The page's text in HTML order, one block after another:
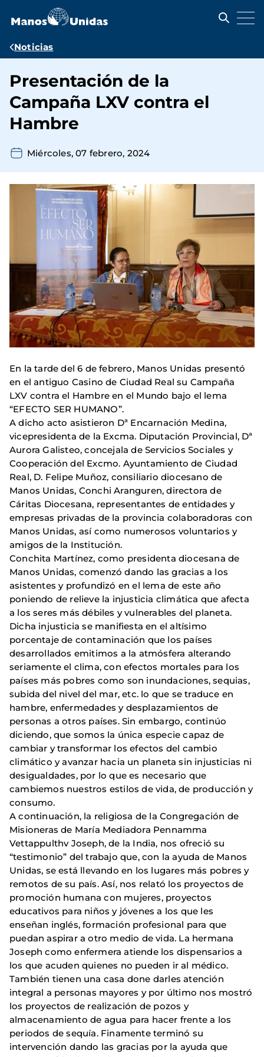
contenido
Ruta
navegación
Noticias
Presentación de la
Campaña LXV contra el
Hambre
Miércoles, 07 febrero, 2024
En la tarde del 6 de febrero, Manos Unidas presentó
en el antiguo Casino de Ciudad Real su Campaña
LXV contra el Hambre en el Mundo bajo el lema
“EFECTO SER HUMANO”.
A dicho acto asistieron Dª Encarnación Medina,
vicepresidenta de la Excma. Diputación Provincial, Dª
Aurora Galisteo, concejala de Servicios Sociales y
Cooperación del Excmo. Ayuntamiento de Ciudad
Real, D. Felipe Muñoz, consiliario diocesano de
Manos Unidas, Conchi Aranguren, directora de
Cáritas Diocesana, representantes de entidades y
empresas privadas de la provincia colaboradoras con
Manos Unidas, así como numerosos voluntarios y
amigos de la Institución.
Conchita Martínez, como presidenta diocesana de
Manos Unidas, comenzó dando las gracias a los
asistentes y profundizó en el lema de este año
poniendo de relieve la injusticia climática que afecta
a los seres más débiles y vulnerables del planeta.
Dicha injusticia se manifiesta en el altísimo
porcentaje de contaminación que los países
desarrollados emitimos a la atmósfera alterando
seriamente el clima, con efectos mortales para los
países más pobres como son inundaciones, sequias,
subida del nivel del mar, etc. lo que se traduce en
hambre, enfermedades y desplazamientos de
personas a otros países. Sin embargo, continúo
diciendo, que somos la única especie capaz de
cambiar y transformar los efectos del cambio
climático y avanzar hacia un planeta sin injusticias ni
desigualdades, por lo que es necesario que
cambiemos nuestros estilos de vida, de producción y
consumo.
A continuación, la religiosa de la Congregación de
Misioneras de María Mediadora Pennamma
Vettappulthv Joseph, de la India, nos ofreció su
“testimonio” del trabajo que, con la ayuda de Manos
Unidas, se está llevando en los lugares más pobres y
remotos de su país. Así, nos relató los proyectos de
promoción humana con mujeres, proyectos
educativos para niños y jóvenes a los que les
enseñan inglés, formación profesional para que
puedan aspirar a otro medio de vida. La hermana
Joseph como enfermera atiende los dispensarios a
los que acuden quienes no pueden ir al médico.
También tienen una casa done darles atención
integral a personas mayores y por último nos mostró
los proyectos de realización de pozos y
almacenamiento de agua para hacer frente a los
periodos de sequía. Finamente terminó su
intervención dando las gracias por la ayuda que